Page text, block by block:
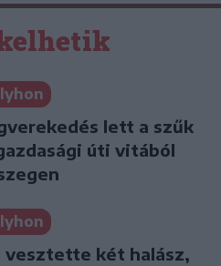
lett a szűk
úti vitából
vesztette két halász,